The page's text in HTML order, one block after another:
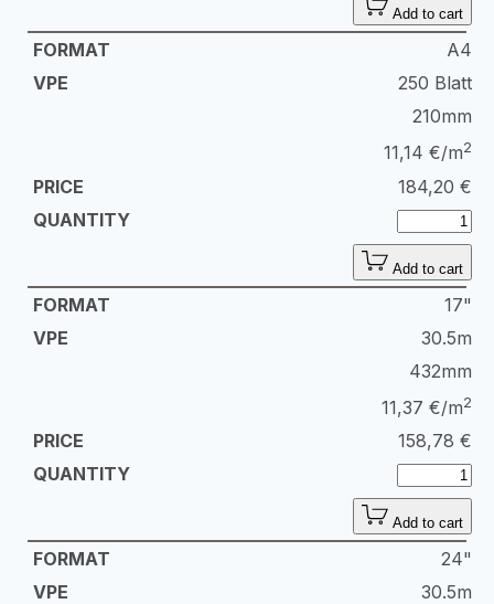
Add to cart
A4
250 Blatt
210mm
11,14 €/m2
184,20 €
Add to cart
17"
30.5m
432mm
11,37 €/m2
158,78 €
Add to cart
24"
30.5m